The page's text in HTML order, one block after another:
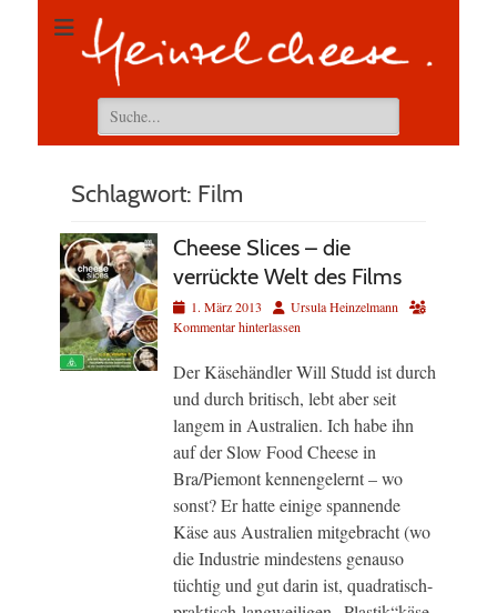
Suchen
nach:
Schlagwort: Film
Cheese Slices – die
verrückte Welt des Films
Veröffentlicht
am
1. März 2013 AutorUrsula Heinzelmann
Kommentar hinterlassen
Der Käsehändler Will Studd ist durch
und durch britisch, lebt aber seit
langem in Australien. Ich habe ihn
auf der Slow Food Cheese in
Bra/Piemont kennengelernt – wo
sonst? Er hatte einige spannende
Käse aus Australien mitgebracht (wo
die Industrie mindestens genauso
tüchtig und gut darin ist, quadratisch-